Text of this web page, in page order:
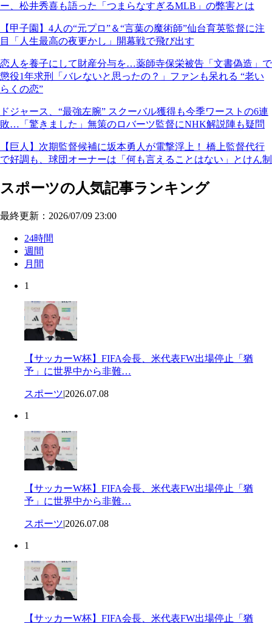
ー、松井秀喜も語った「つまらなすぎるMLB」の弊害とは
【甲子園】4人の“元プロ”＆“言葉の魔術師”仙台育英監督に注
目「人生最高の夜更かし」開幕戦で飛び出す
恋人を養子にして財産分与を…薬師寺保栄被告「文書偽造」で
懲役1年求刑「バレないと思ったの？」ファンも呆れる “老い
らくの恋”
ドジャース、“最強左腕” スクーバル獲得も今季ワーストの6連
敗…「驚きました」無策のロバーツ監督にNHK解説陣も疑問
【巨人】次期監督候補に坂本勇人が電撃浮上！ 橋上監督代行
で好調も、球団オーナーは「何も言えることはない」とけん制
スポーツの人気記事ランキング
最終更新：2026/07/09 23:00
24時間
週間
月間
1
【サッカーW杯】FIFA会長、米代表FW出場停止「猶
予」に世界中から非難…
スポーツ|2026.07.08
1
【サッカーW杯】FIFA会長、米代表FW出場停止「猶
予」に世界中から非難…
スポーツ|2026.07.08
1
【サッカーW杯】FIFA会長、米代表FW出場停止「猶